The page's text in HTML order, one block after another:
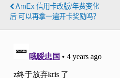
AmEx 信用卡改版/年费变化
后 可以再拿一遍开卡奖励吗？